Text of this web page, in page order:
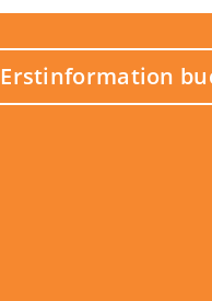
Erstinformation